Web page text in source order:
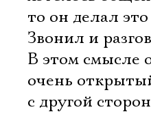
то он делал
Звонил и
В этом смысле
очень
с другой